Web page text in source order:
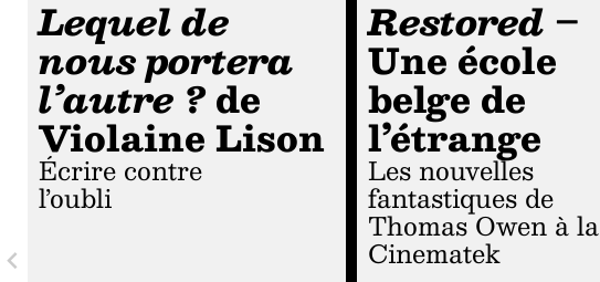
Lequel de
nous portera
l’autre ?de
Violaine Lison
Écrire contre
l’oubli
Restored –
Une école
belge de
l’étrange
Les nouvelles
fantastiques de
Thomas Owen à la
Cinematek